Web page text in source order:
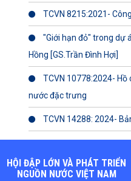
TCVN 8215:2021-
"Giới hạn đỏ" trong dự
Hồng [GS.Trần Đình Hợi]
TCVN 10778:2024-
nước đặc trưng
TCVN 14288: 2024-
HỘI ĐẬP LỚN VÀ PHÁT TRIỂN
NGUỒN NƯỚC VIỆT NAM